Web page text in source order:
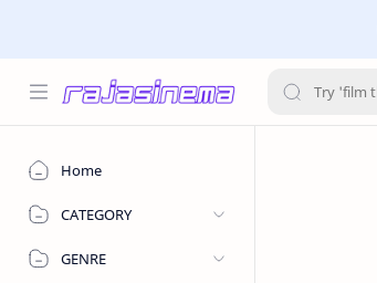
Home
CATEGORY
GENRE